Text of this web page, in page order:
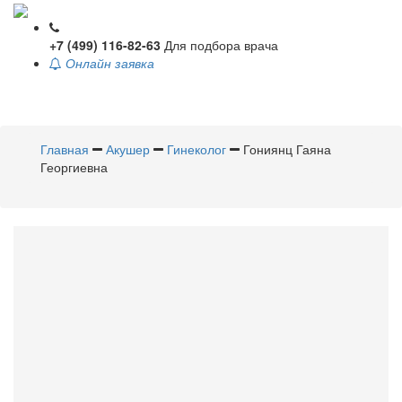
+7 (499) 116-82-63 Для подбора врача
Онлайн заявка
Главная
Акушер Гинеколог
Гониянц Гаяна
Георгиевна